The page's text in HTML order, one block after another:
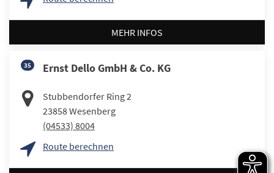
MEHR INFOS
35 Ernst Dello GmbH & Co. KG
Stubbendorfer Ring 2
23858Wesenberg
(04533) 8004
Route berechnen